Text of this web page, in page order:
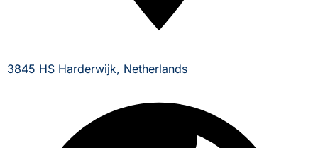
3845 HS Harderwijk, Netherlands